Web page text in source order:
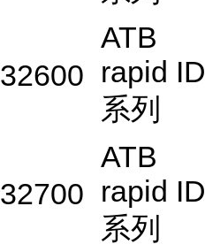
32600
ATB
rapid ID
系列
32700
ATB
rapid ID
系列